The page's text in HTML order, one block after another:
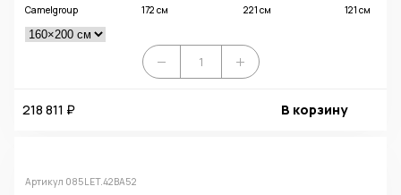
Camelgroup
172 см
221 см
121 см
218 811 ₽ В корзину
Артикул 085LET.42BA52